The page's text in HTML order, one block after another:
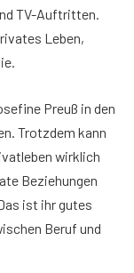
TV-Auftritten.
Leben,
Preuß in den
Trotzdem kann
wirklich
Beziehungen
ist ihr gutes
Beruf und